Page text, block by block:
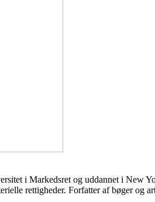
i Markedsret og uddannet i New
rettigheder. Forfatter af bøger og